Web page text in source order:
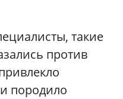
такие
против
породило